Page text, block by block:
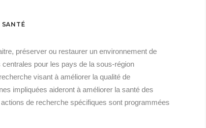
préserver ou restaurer un environnement de
pour les pays de la sous-région
visant à améliorer la qualité de
impliquées aideront à améliorer la santé des
de recherche spécifiques sont programmées